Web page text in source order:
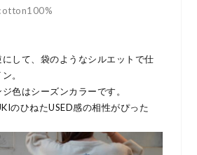
して、袋のようなシルエットで仕
。
色はシーズンカラーです。
のひねたUSED感の相性がぴった